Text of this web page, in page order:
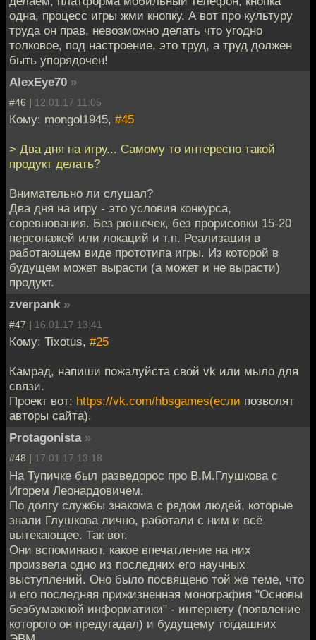
одна, процесс игры жми кнопку. А вот про культуру
труда он прав, невозможно делать что угодно
толковое, под настроение, это труд, а труд должен
быть упорядочен!
AlexEye70 »
#46 | 12.01.17 11:05
Кому: mongol1945, #45
> Два дня на игру... Самому то интересно такой
продукт делать?
Внимательно ли слушал?
Два дня на игру - это условия конкурса,
соревнования. Без рюшечек, без прорисовки 15-20
персонажей или локаций и т.п. Реализация в
работающем виде прототипа игры. Из которой в
будущем может вырасти (а может и не вырасти)
продукт.
zverpank »
#47 | 16.01.17 13:41
Кому: Tixotus, #25
Камрад, напиши пожалуйста свой vk или мыло для
связи.
Проект вот: https://vk.com/hbsgames(если позволят
авторы сайта).
Protagonista »
#48 | 17.01.17 13:18
На Тупичке был разведорос про В.М.Глушкова с
Игорем Леонардовичем.
По долгу службы знакома с рядом людей, которые
знали Глушкова лично, работали с ним и всё
вытекающее. Так вот.
Они вспоминают, какое впечатление на них
произвела одно из последних его научных
выступлений. Оно было посвящено той же теме, что
и его последняя прижизненная монография "Основы
безбумажной информатики" - интернету (появление
которого он предугадал) и будущему тогдашних